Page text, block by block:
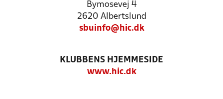
Bymosevej 4
2620 Albertslund
sbuinfo@hic.dk
KLUBBENS HJEMMESIDE
www.hic.dk